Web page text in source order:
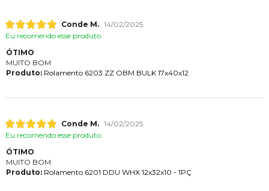
Conde M. 14/02/2025
Eu recomendo esse produto.
ÓTIMO
MUITO BOM
Produto:Rolamento 6203 ZZ OBM BULK 17x40x12
Conde M. 14/02/2025
Eu recomendo esse produto.
ÓTIMO
MUITO BOM
Produto:Rolamento 6201 DDU WHX 12x32x10 - 1PÇ